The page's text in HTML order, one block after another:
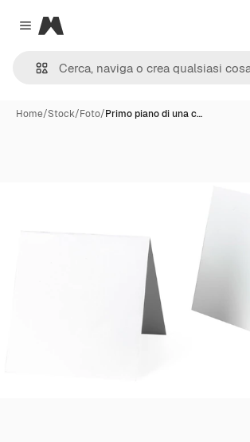
Close menu
Magnific
Home/Stock/Foto/Primo piano di una c…